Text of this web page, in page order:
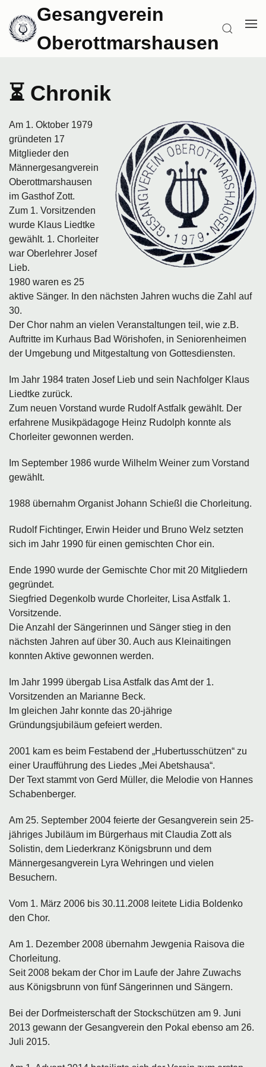
Inhalt
springen
Gesangverein
Oberottmarshausen
SUCHEN
⏳ Chronik
Am 1. Oktober 1979
gründeten 17
Mitglieder den
Männergesangverein
Oberottmarshausen
im Gasthof Zott.
Zum 1. Vorsitzenden
wurde Klaus Liedtke
gewählt. 1. Chorleiter
war Oberlehrer Josef
Lieb.
1980 waren es 25
aktive Sänger. In den nächsten Jahren wuchs die Zahl auf
30.
Der Chor nahm an vielen Veranstaltungen teil, wie z.B.
Auftritte im Kurhaus Bad Wörishofen, in Seniorenheimen
der Umgebung und Mitgestaltung von Gottesdiensten.
Im Jahr 1984 traten Josef Lieb und sein Nachfolger Klaus
Liedtke zurück.
Zum neuen Vorstand wurde Rudolf Astfalk gewählt. Der
erfahrene Musikpädagoge Heinz Rudolph konnte als
Chorleiter gewonnen werden.
Im September 1986 wurde Wilhelm Weiner zum Vorstand
gewählt.
1988 übernahm Organist Johann Schießl die Chorleitung.
Rudolf Fichtinger, Erwin Heider und Bruno Welz setzten
sich im Jahr 1990 für einen gemischten Chor ein.
Ende 1990 wurde der Gemischte Chor mit 20 Mitgliedern
gegründet.
Siegfried Degenkolb wurde Chorleiter, Lisa Astfalk 1.
Vorsitzende.
Die Anzahl der Sängerinnen und Sänger stieg in den
nächsten Jahren auf über 30. Auch aus Kleinaitingen
konnten Aktive gewonnen werden.
Im Jahr 1999 übergab Lisa Astfalk das Amt der 1.
Vorsitzenden an Marianne Beck.
Im gleichen Jahr konnte das 20-jährige
Gründungsjubiläum gefeiert werden.
2001 kam es beim Festabend der „Hubertusschützen“ zu
einer Uraufführung des Liedes „Mei Abetshausa“.
Der Text stammt von Gerd Müller, die Melodie von Hannes
Schabenberger.
Am 25. September 2004 feierte der Gesangverein sein 25-
jähriges Jubiläum im Bürgerhaus mit Claudia Zott als
Solistin, dem Liederkranz Königsbrunn und dem
Männergesangverein Lyra Wehringen und vielen
Besuchern.
Vom 1. März 2006 bis 30.11.2008 leitete Lidia Boldenko
den Chor.
Am 1. Dezember 2008 übernahm Jewgenia Raisova die
Chorleitung.
Seit 2008 bekam der Chor im Laufe der Jahre Zuwachs
aus Königsbrunn von fünf Sängerinnen und Sängern.
Bei der Dorfmeisterschaft der Stockschützen am 9. Juni
2013 gewann der Gesangverein den Pokal ebenso am 26.
Juli 2015.